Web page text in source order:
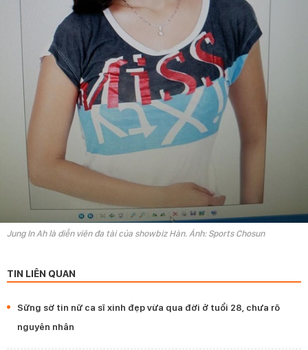
Jung In Ah là diễn viên đa tài của showbiz Hàn. Ảnh: Sports Chosun
TIN LIÊN QUAN
Sững sờ tin nữ ca sĩ xinh đẹp vừa qua đời ở tuổi 28, chưa rõ
nguyên nhân